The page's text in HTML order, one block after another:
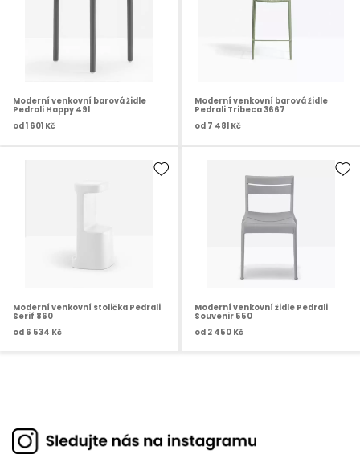
Moderní venkovní barová židle
Pedrali Happy 491
od1 601 Kč
Moderní venkovní barová židle
Pedrali Tribeca 3667
od 7 481 Kč
Moderní venkovní stolička Pedrali
Serif 860
od 6 534 Kč
Moderní venkovní židle Pedrali
Souvenir 550
od 2 450 Kč